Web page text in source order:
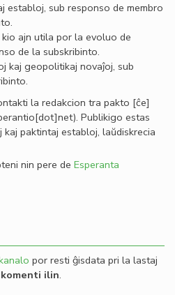
establoj, sub responso de membro
ajn utila por la evoluo de
de la subskribinto.
kaj geopolitikaj novaĵoj, sub
la redakcion tra pakto [ĉe]
. Publikigo estas
paktintaj establoj, laŭdiskrecia
nin pere de Esperanta
por resti ĝisdata pri la lastaj
ilin.